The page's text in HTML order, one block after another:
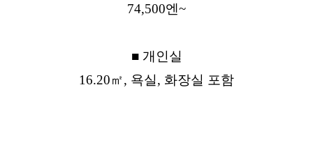
74,500엔~
■ 개인실
16.20㎡, 욕실, 화장실 포함